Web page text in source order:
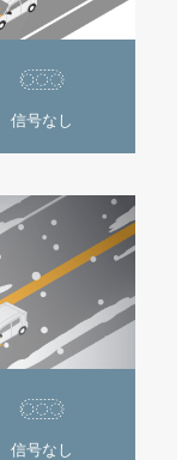
信号なし
信号なし